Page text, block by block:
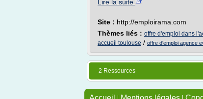
Lire la suite
Site : http://emploirama.com
Thèmes liés : offre d'emploi dans
accueil toulouse / offre d'emploi agence
2 Ressources